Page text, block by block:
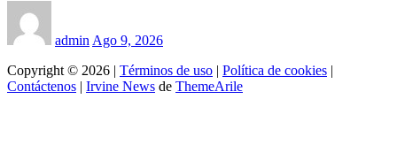
admin Ago 9, 2026
Copyright © 2026 | Términos de uso | Política de cookies |
Contáctenos | Irvine News de ThemeArile